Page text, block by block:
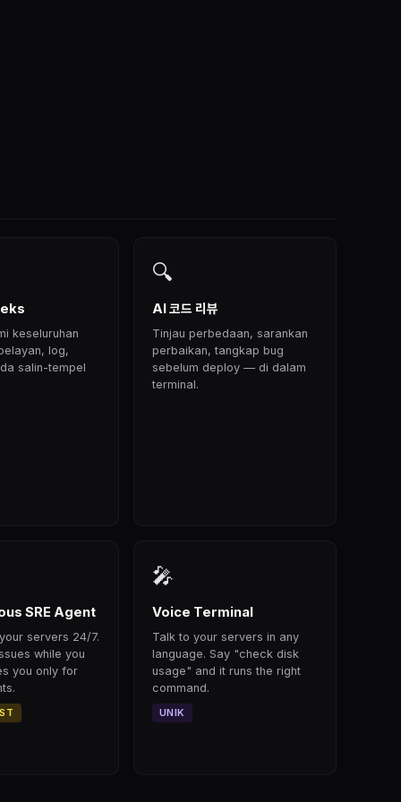
keseluruhan
log,
salin-tempel
🔍
AI 코드 리뷰
Tinjau perbedaan, sarankan
perbaikan, tangkap bug
sebelum deploy — di dalam
terminal.
SRE Agent
servers 24/7.
while you
you only for
🎤
Voice Terminal
Talk to your servers in any
language. Say "check disk
usage" and it runs the right
command.
UNIK